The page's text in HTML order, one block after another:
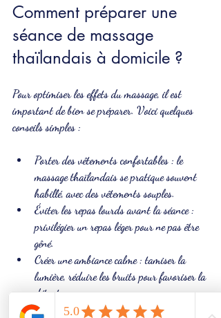
Comment préparer une
séance de massage
thaïlandais à domicile ?
Pour optimiser les effets du massage, il est
important de bien se préparer. Voici quelques
conseils simples :
Porter des vêtements confortables : le
massage thaïlandais se pratique souvent
habillé, avec des vêtements souples.
Éviter les repas lourds avant la séance :
privilégier un repas léger pour ne pas être
gêné.
Créer une ambiance calme : tamiser la
lumière, réduire les bruits pour favoriser la
détente.
Communiquer avec le praticien : préciser